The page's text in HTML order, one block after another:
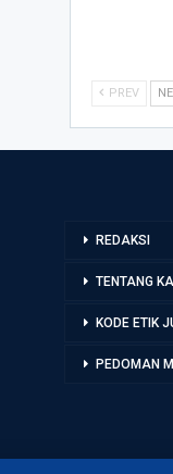
PREV
REDAKSI
TENTANG
KODE ETIK
PEDOMAN